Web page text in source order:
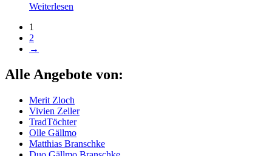
Weiterlesen
1
2
→
Alle Angebote von:
Merit Zloch
Vivien Zeller
TradTöchter
Olle Gällmo
Matthias Branschke